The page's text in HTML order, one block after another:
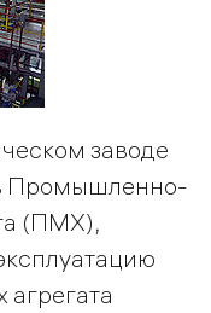
заводе
Промышленно-
(ПМХ),
агрегата